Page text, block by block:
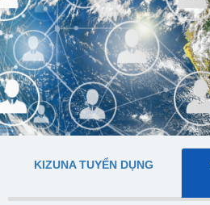
KIZUNA TUYỂN DỤNG